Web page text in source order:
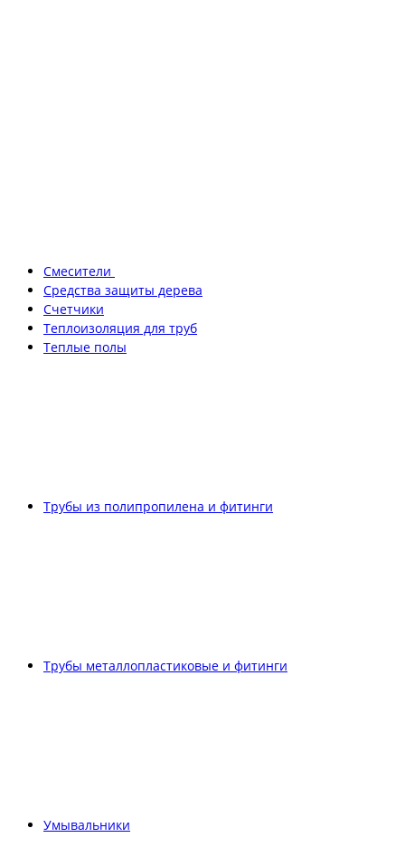
Смесители
Средства защиты дерева
Счетчики
Теплоизоляция для труб
Теплые полы
Трубы из полипропилена и фитинги
Трубы металлопластиковые и фитинги
Умывальники